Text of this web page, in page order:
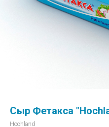
Сыр Фетакса
Hoсhland